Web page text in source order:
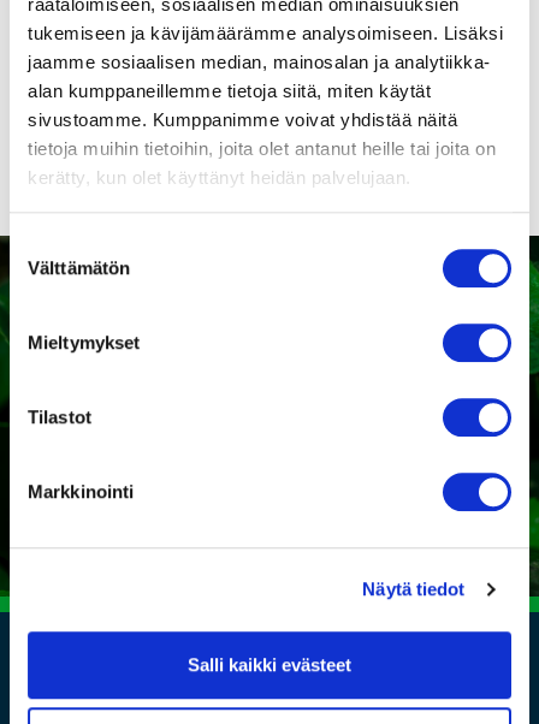
räätälöimiseen, sosiaalisen median ominaisuuksien
tukemiseen ja kävijämäärämme analysoimiseen. Lisäksi
jaamme sosiaalisen median, mainosalan ja analytiikka-
alan kumppaneillemme tietoja siitä, miten käytät
sivustoamme. Kumppanimme voivat yhdistää näitä
tietoja muihin tietoihin, joita olet antanut heille tai joita on
kerätty, kun olet käyttänyt heidän palvelujaan.
Suostumuksen
valinta
Välttämätön
Mieltymykset
Tilastot
Markkinointi
Näytä tiedot
Salli kaikki evästeet
Suomenkieliset
puhaltimien
turvamääräykset!